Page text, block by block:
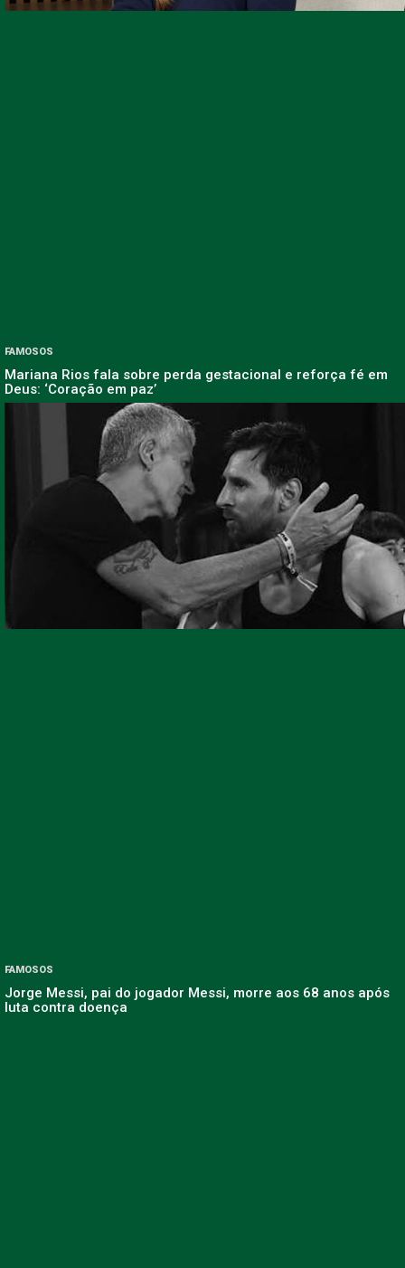
FAMOSOS
Mariana Rios fala sobre perda gestacional e reforça fé em
Deus: ‘Coração em paz’
FAMOSOS
Jorge Messi, pai do jogador Messi, morre aos 68 anos após
luta contra doença